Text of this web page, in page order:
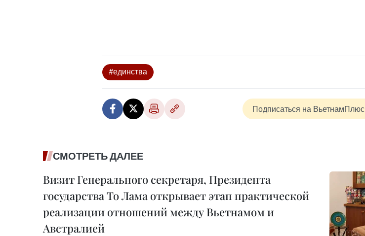
#единства
Подписаться на ВьетнамПлюс
СМОТРЕТЬ ДАЛЕЕ
Визит Генерального секретаря, Президента
государства То Лама открывает этап практической
реализации отношений между Вьетнамом и
Австралией